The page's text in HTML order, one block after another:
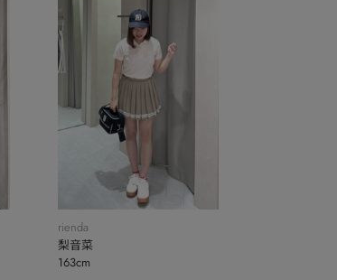
rienda
梨音菜
163cm